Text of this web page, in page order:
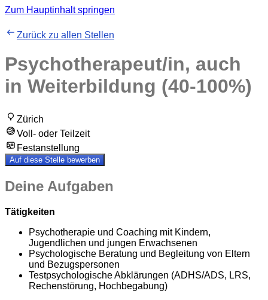
Zum Hauptinhalt springen
Zurück zu allen Stellen
Psychotherapeut/in, auch
in Weiterbildung (40-100%)
Zürich
Voll- oder Teilzeit
Festanstellung
Auf diese Stelle bewerben
Deine Aufgaben
Tätigkeiten
Psychotherapie und Coaching mit Kindern,
Jugendlichen und jungen Erwachsenen
Psychologische Beratung und Begleitung von Eltern
und Bezugspersonen
Testpsychologische Abklärungen (ADHS/ADS, LRS,
Rechenstörung, Hochbegabung)